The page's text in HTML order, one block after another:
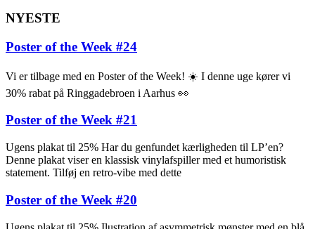
NYESTE
Poster of the Week #24
Vi er tilbage med en Poster of the Week! ☀️ I denne uge kører vi
30% rabat på Ringgadebroen i Aarhus 👀
Poster of the Week #21
Ugens plakat til 25% Har du genfundet kærligheden til LP’en?
Denne plakat viser en klassisk vinylafspiller med et humoristisk
statement. Tilføj en retro-vibe med dette
Poster of the Week #20